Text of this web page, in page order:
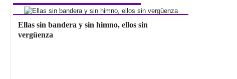
Ellas sin bandera y sin himno, ellos sin
vergüenza